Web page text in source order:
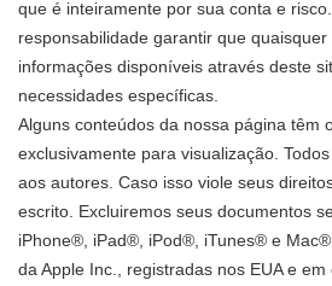
que é inteiramente por sua conta e
responsabilidade garantir que
informações disponíveis através deste
necessidades específicas.
Alguns conteúdos da nossa página têm
exclusivamente para visualização.
aos autores. Caso isso viole seus
escrito. Excluiremos seus documentos
iPhone®, iPad®, iPod®, iTunes® e
da Apple Inc., registradas nos EUA e